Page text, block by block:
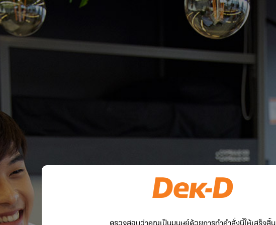
ตรวจสอบว่าคุณเป็นมนุษย์ด้วยการทำคำสั่งนี้ให้เสร็จสิ้น